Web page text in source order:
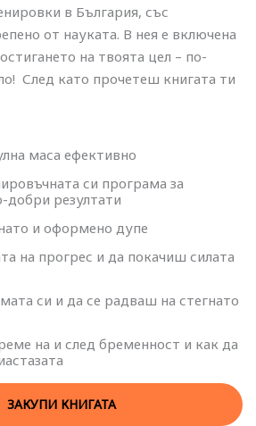
в България, със
от науката. В нея е включена
на твоята цел – по-
След като прочетеш книгата ти
маса ефективно
си програма за
добри резултати
и оформено дупе
на прогрес и да покачиш силата
си и да се радваш на стегнато
на и след бременност и как да
ЗАКУПИ КНИГАТА